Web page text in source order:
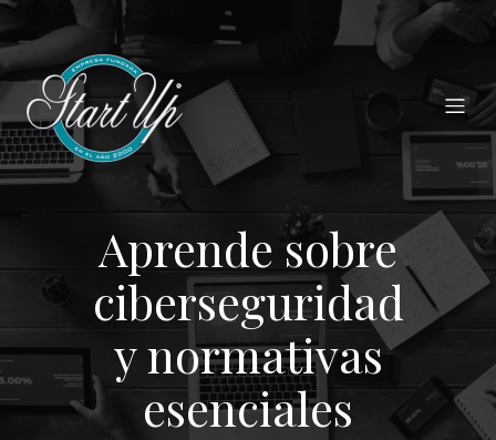
Aprende sobre
ciberseguridad
y normativas
esenciales